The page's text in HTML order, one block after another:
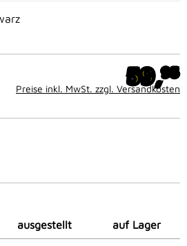
59,95
Preise inkl. MwSt. zzgl. Versandkosten
ausgestellt
auf Lager